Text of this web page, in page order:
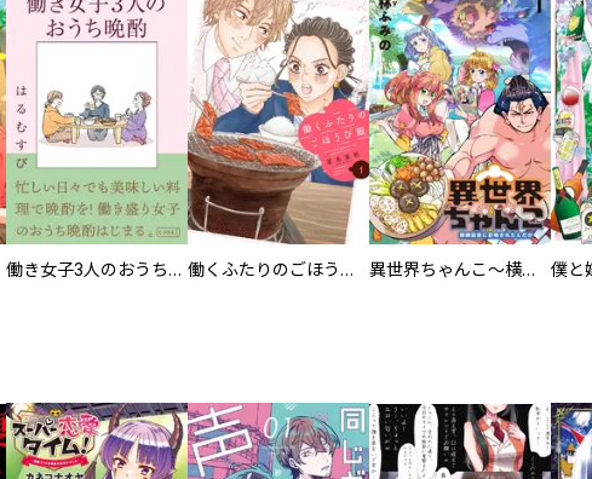
働き女子3人のおうち晩酌 働くふたりのごほうび飯 異世界ちゃんこ～横綱目前に召喚されたんだが～ 【連載版】